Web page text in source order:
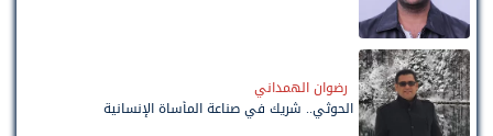
رضوان الهمداني
الحوثي.. شريك في صناعة المأساة الإنسانية